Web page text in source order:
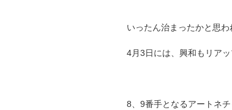
いったん治まったかと思
4月3日には、興和もリア
8、9番手となるアートネ